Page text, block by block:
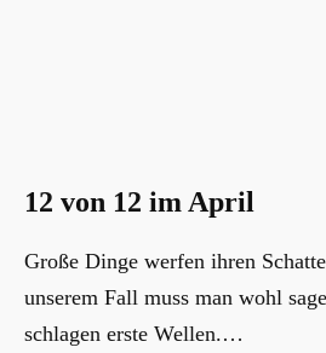
12 von 12 im April
Große Dinge werfen ihren
unserem Fall muss man wohl
schlagen erste Wellen.…